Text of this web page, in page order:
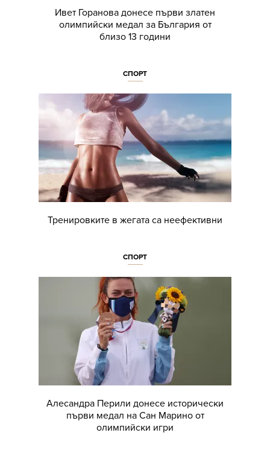
Ивет Горанова донесе първи златен
олимпийски медал за България от
близо 13 години
СПОРТ
Тренировките в жегата са неефективни
СПОРТ
Алесандра Перили донесе исторически
първи медал на Сан Марино от
олимпийски игри